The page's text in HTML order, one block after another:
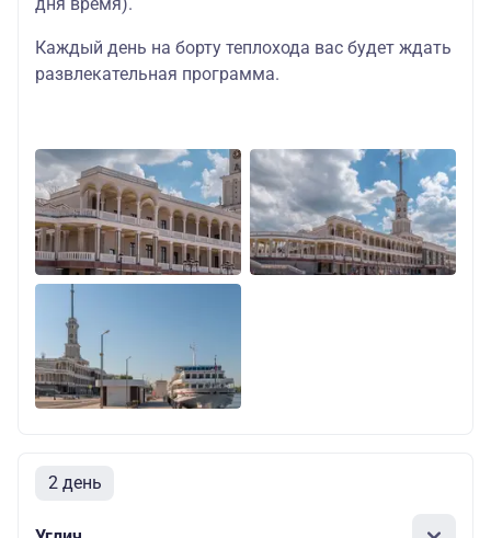
Каждый день на борту теплохода вас будет ждать
развлекательная программа.
2 день